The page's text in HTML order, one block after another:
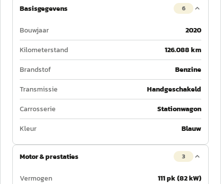
Basisgegevens 6
Bouwjaar
2020
Kilometerstand
126.088 km
Brandstof
Benzine
Transmissie
Handgeschakeld
Carrosserie
Stationwagon
Kleur
Blauw
Motor & prestaties 3
Vermogen
111 pk (82 kW)